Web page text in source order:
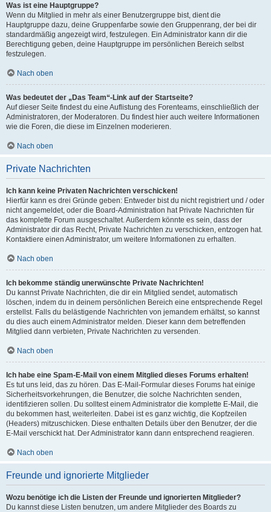
Was ist eine Hauptgruppe?
Wenn du Mitglied in mehr als einer Benutzergruppe bist, dient die
Hauptgruppe dazu, deine Gruppenfarbe sowie den Gruppenrang, der bei dir
standardmäßig angezeigt wird, festzulegen. Ein Administrator kann dir die
Berechtigung geben, deine Hauptgruppe im persönlichen Bereich selbst
festzulegen.
Nach oben
Was bedeutet der „Das Team“-Link auf der Startseite?
Auf dieser Seite findest du eine Auflistung des Forenteams, einschließlich der
Administratoren, der Moderatoren. Du findest hier auch weitere Informationen
wie die Foren, die diese im Einzelnen moderieren.
Nach oben
Private Nachrichten
Ich kann keine Privaten Nachrichten verschicken!
Hierfür kann es drei Gründe geben: Entweder bist du nicht registriert und / oder
nicht angemeldet, oder die Board-Administration hat Private Nachrichten für
das komplette Forum ausgeschaltet. Außerdem könnte es sein, dass der
Administrator dir das Recht, Private Nachrichten zu verschicken, entzogen hat.
Kontaktiere einen Administrator, um weitere Informationen zu erhalten.
Nach oben
Ich bekomme ständig unerwünschte Private Nachrichten!
Du kannst Private Nachrichten, die dir ein Mitglied sendet, automatisch
löschen, indem du in deinem persönlichen Bereich eine entsprechende Regel
erstellst. Falls du belästigende Nachrichten von jemandem erhältst, so kannst
du dies auch einem Administrator melden. Dieser kann dem betreffenden
Mitglied dann verbieten, Private Nachrichten zu versenden.
Nach oben
Ich habe eine Spam-E-Mail von einem Mitglied dieses Forums erhalten!
Es tut uns leid, das zu hören. Das E-Mail-Formular dieses Forums hat einige
Sicherheitsvorkehrungen, die Benutzer, die solche Nachrichten senden,
identifizieren sollen. Du solltest einem Administrator die komplette E-Mail, die
du bekommen hast, weiterleiten. Dabei ist es ganz wichtig, die Kopfzeilen
(Headers) mitzuschicken. Diese enthalten Details über den Benutzer, der die
E-Mail verschickt hat. Der Administrator kann dann entsprechend reagieren.
Nach oben
Freunde und ignorierte Mitglieder
Wozu benötige ich die Listen der Freunde und ignorierten Mitglieder?
Du kannst diese Listen benutzen, um andere Mitglieder des Boards zu